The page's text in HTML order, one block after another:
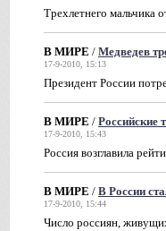
Трехлетнего мальчика
В МИРЕ / Медведев
17-9-2010, 15:13
Президент России
В МИРЕ / Российские
17-9-2010, 15:43
Россия возглавила
В МИРЕ / В России
17-9-2010, 15:44
Число россиян,